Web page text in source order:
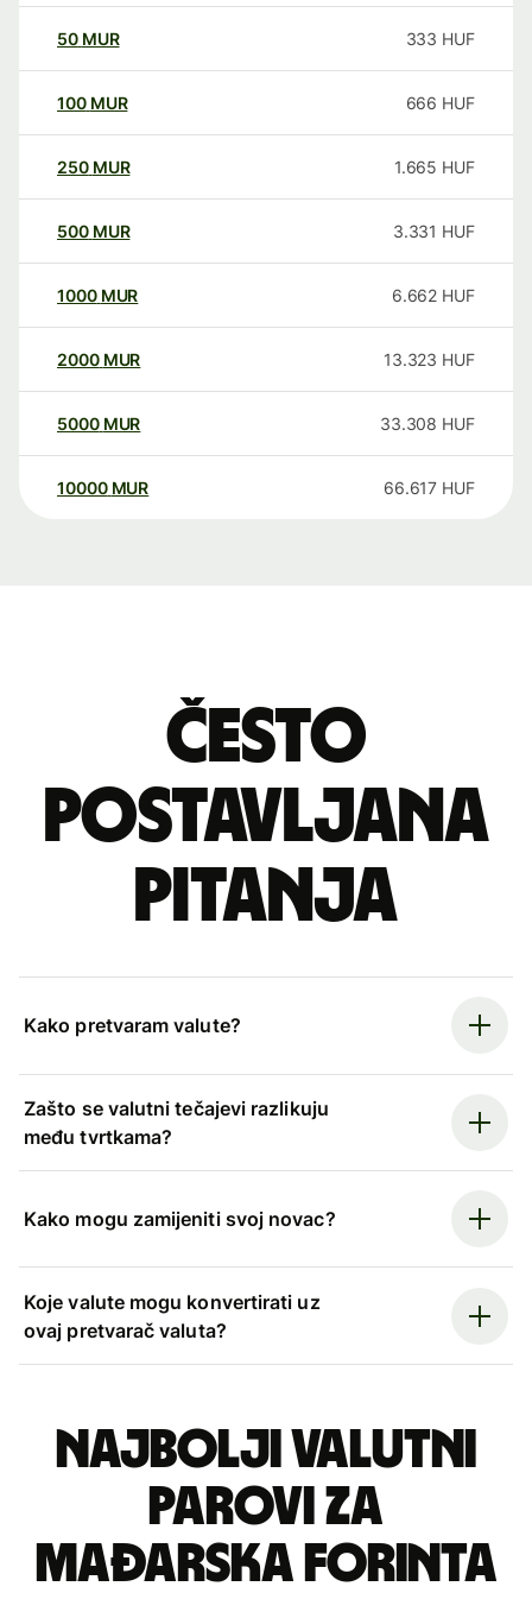
50 MUR 333 HUF
100 MUR 666 HUF
250 MUR 1.665 HUF
500 MUR 3.331 HUF
1000 MUR 6.662 HUF
2000 MUR 13.323 HUF
5000 MUR 33.308 HUF
10000 MUR 66.617 HUF
Često
postavljana
pitanja
Kako pretvaram valute?
Zašto se valutni tečajevi razlikuju
među tvrtkama?
Kako mogu zamijeniti svoj novac?
Koje valute mogu konvertirati uz
ovaj pretvarač valuta?
Najbolji valutni
parovi za
mađarska forinta